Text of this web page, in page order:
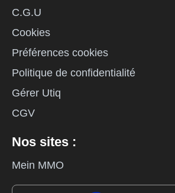
C.G.U
Cookies
Préférences cookies
Politique de confidentialité
Gérer Utiq
CGV
Nos sites :
Mein MMO